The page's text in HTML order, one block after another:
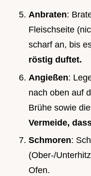
Anbraten:
Fleischseite
scharf an, bis
röstig duftet.
Angießen:
nach oben auf
Brühe sowie
Vermeide,
Schmoren:
(Ober-/
Ofen.